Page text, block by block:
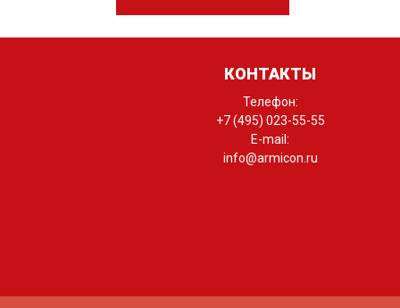
КОНТАКТЫ
Телефон:
+7 (495) 023-55-55
E-mail:
info@armicon.ru